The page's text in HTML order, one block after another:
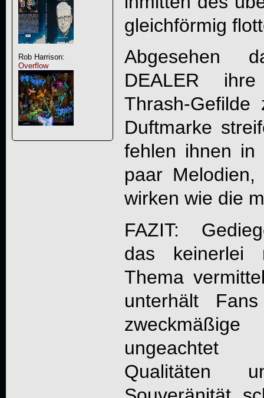
Rob Harrison:
Overflow
gleichförmig
Abgesehen
DEALER ihre
Thrash-
Duftmarke
fehlen ihnen in
paar
wirken wie die
FAZIT:
das keinerlei
Thema
unterhält
ungeachtet
Qualitäten